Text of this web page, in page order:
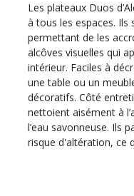
Les plateaux Duos
à tous les espaces.
permettant de les
alcôves visuelles qui
intérieur. Faciles à
une table ou un
décoratifs. Côté
nettoient aisément à
l’eau savonneuse. Ils
risque d'altération, ce